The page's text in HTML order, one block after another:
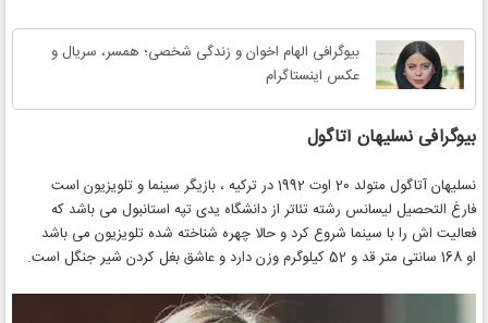
بیوگرافی الهام اخوان و زندگی شخصی؛ همسر، سریال و
عکس اینستاگرام
بیوگرافی نسلیهان آتاگول
نسلیهان آتاگول متولد 20 اوت 1992 در ترکیه ، بازیگر سینما و تلویزیون است
فارغ التحصیل لیسانس رشته تئاتر از دانشگاه یدی تپه استانبول می باشد که
فعالیت اش را با سینما شروع کرد و حالا چهره شناخته شده تلویزیون می باشد
او 168 سانتی متر قد و 52 کیلوگرم وزن دارد و عاشق بغل کردن شیر جنگل است.